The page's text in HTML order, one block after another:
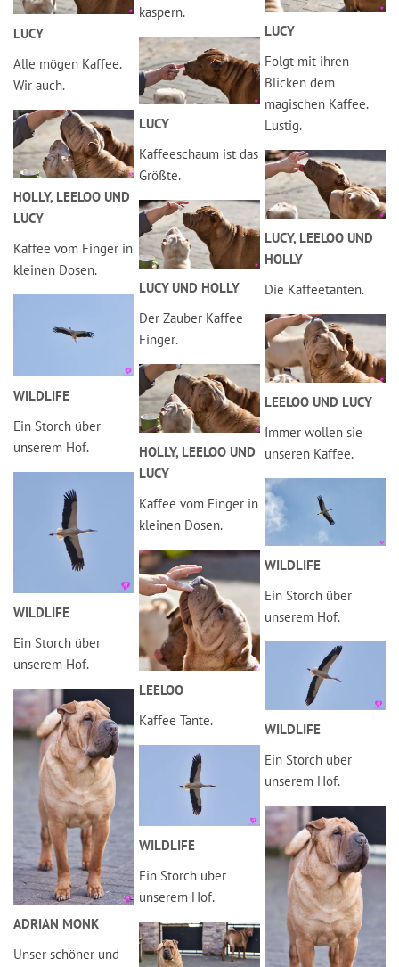
LUCY
Alle mögen Kaffee.
Wir auch.
HOLLY, LEELOO UND
LUCY
Kaffee vom Finger in
kleinen Dosen.
WILDLIFE
Ein Storch über
unserem Hof.
WILDLIFE
Ein Storch über
unserem Hof.
ADRIAN MONK
Unser schöner und
kaspern.
LUCY
Kaffeeschaum ist das
Größte.
LUCY UND HOLLY
Der Zauber Kaffee
Finger.
HOLLY, LEELOO UND
LUCY
Kaffee vom Finger in
kleinen Dosen.
LEELOO
Kaffee Tante.
WILDLIFE
Ein Storch über
unserem Hof.
LUCY
Folgt mit ihren
Blicken dem
magischen Kaffee.
Lustig.
LUCY, LEELOO UND
HOLLY
Die Kaffeetanten.
LEELOO UND LUCY
Immer wollen sie
unseren Kaffee.
WILDLIFE
Ein Storch über
unserem Hof.
WILDLIFE
Ein Storch über
unserem Hof.